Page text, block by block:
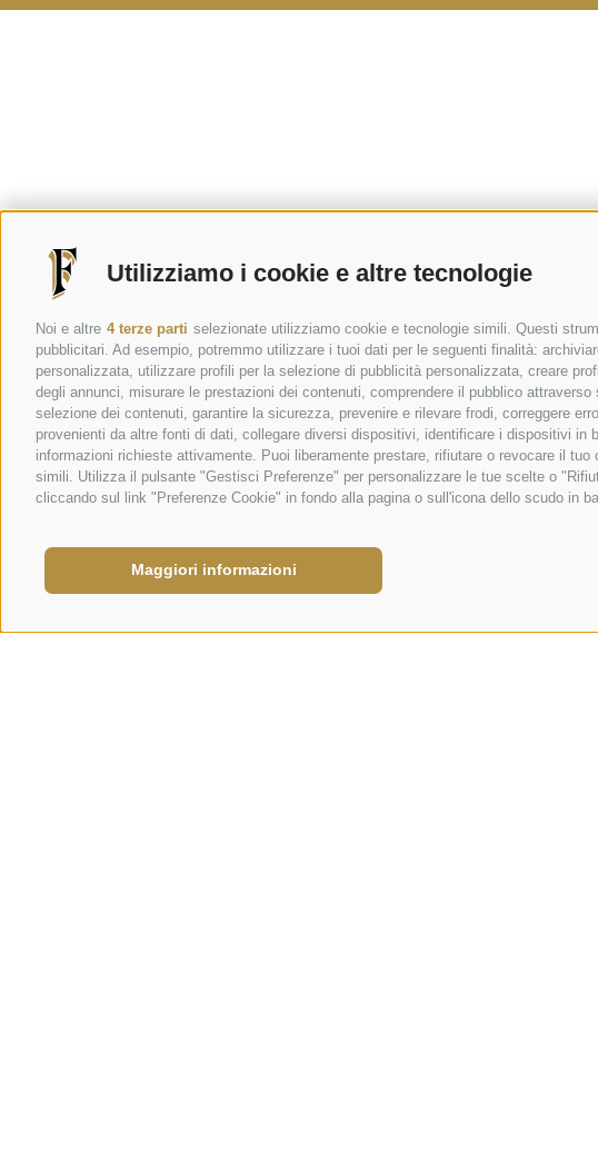
Utilizziamo i cookie e altre tecnologie
Noi e altre 4 terze parti selezionate utilizziamo cookie e tecnologie simili. Questi
pubblicitari. Ad esempio, potremmo utilizzare i tuoi dati per le seguenti finalità:
personalizzata, utilizzare profili per la selezione di pubblicità personalizzata, creare
degli annunci, misurare le prestazioni dei contenuti, comprendere il pubblico
selezione dei contenuti, garantire la sicurezza, prevenire e rilevare frodi, correggere
provenienti da altre fonti di dati, collegare diversi dispositivi, identificare i dispositivi
informazioni richieste attivamente. Puoi liberamente prestare, rifiutare o revocare il
simili. Utilizza il pulsante "Gestisci Preferenze" per personalizzare le tue scelte o
cliccando sul link "Preferenze Cookie" in fondo alla pagina o sull'icona dello scudo in
Maggiori informazioni